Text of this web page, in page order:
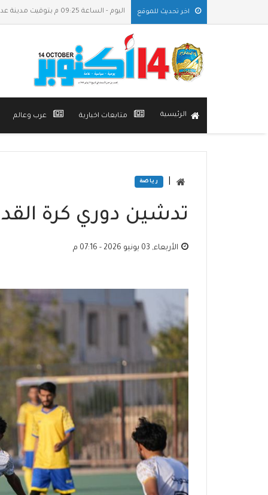
اخر تحديث للموقع اليوم - الساعة 09:25 م بتوقيت مدينة عدن
الرئيسية متابعات اخبارية عرب وعالم
رياضة
تدشين دوري كرة
الأربعاء, 03 يونيو 2026 - 07:16 م